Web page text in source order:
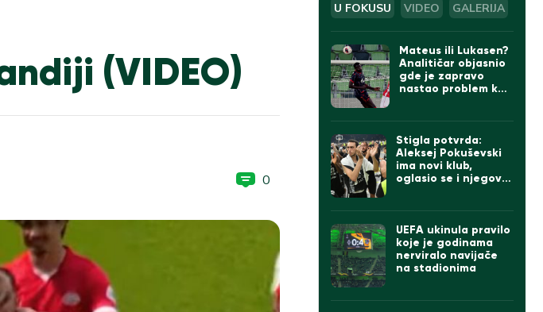
(VIDEO)
0
U FOKUSU VIDEO GALERIJA
Mateus ili Lukasen?
Analitičar objasnio
gde je zapravo
nastao problem kod
Stigla potvrda:
Aleksej Pokuševski
ima novi klub,
oglasio se i njegov
UEFA ukinula pravilo
koje je godinama
nerviralo navijače
na stadionima